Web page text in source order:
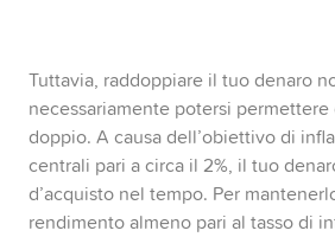
Tuttavia, raddoppiare il tuo denaro
necessariamente potersi
doppio. A causa dell’obiettivo di
centrali pari a circa il 2%, il tuo
d’acquisto nel tempo. Per
rendimento almeno pari al tasso di